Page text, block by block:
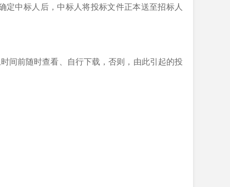
中标人后，中标人将投标文件正本送至招标人
间前随时查看、自行下载，否则，由此引起的投